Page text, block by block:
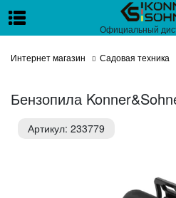
Официальный
Интернет магазин Садовая техника
Бензопила
Артикул: 233779